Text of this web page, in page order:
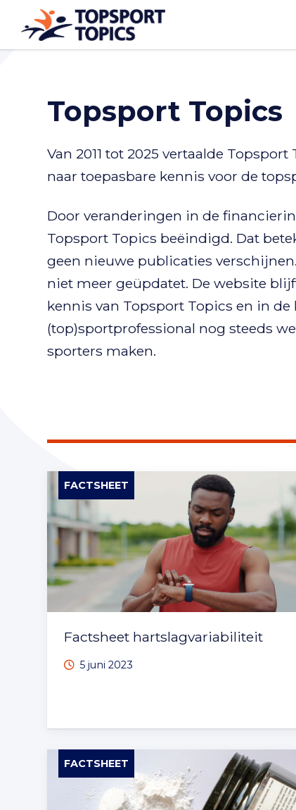
Topsport Topics
Van 2011 tot 2025 vertaalde
naar toepasbare kennis voor de
Door veranderingen in de
Topsport Topics beëindigd. Dat
geen nieuwe publicaties
niet meer geüpdatet. De website
kennis van Topsport Topics en in
(top)sportprofessional nog steeds
sporters maken.
FACTSHEET
Factsheet hartslagvariabiliteit
5 juni 2023
FACTSHEET